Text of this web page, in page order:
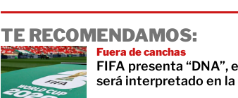
TE RECOMENDAMOS:
Fuera de canchas
FIFA presenta
será interpretado en la